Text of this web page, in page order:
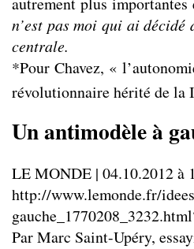
n’est pas moi qui ai
centrale.
*Pour Chavez, «
révolutionnaire hérité de la
Un antimodèle à
LE MONDE | 04.10.2012 à
http://www.lemonde.fr/
Par Marc Saint-Upéry,